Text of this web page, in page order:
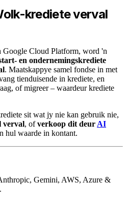
krediete verval
Cloud Platform, word 'n
en ondernemingskrediete
. Maatskappye samel fondse in met
tienduisende in krediete, en
of migreer – waardeur krediete
sit wat jy nie kan gebruik nie,
verval, ofverkoop dit deur AI
hul waarde in kontant.
Gemini, AWS, Azure &